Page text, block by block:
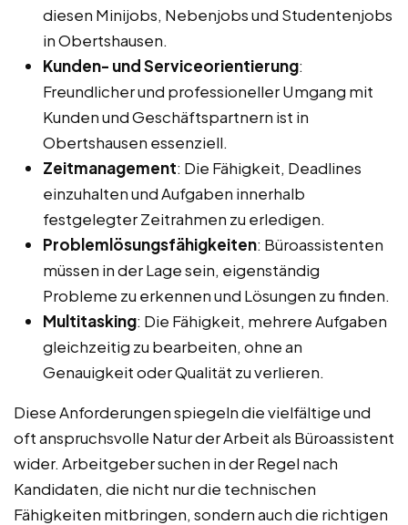
diesen Minijobs, Nebenjobs und Studentenjobs
in Obertshausen.
Kunden- und Serviceorientierung:
Freundlicher und professioneller Umgang mit
Kunden und Geschäftspartnern ist in
Obertshausen essenziell.
Zeitmanagement: Die Fähigkeit, Deadlines
einzuhalten und Aufgaben innerhalb
festgelegter Zeitrahmen zu erledigen.
Problemlösungsfähigkeiten: Büroassistenten
müssen in der Lage sein, eigenständig
Probleme zu erkennen und Lösungen zu finden.
Multitasking: Die Fähigkeit, mehrere Aufgaben
gleichzeitig zu bearbeiten, ohne an
Genauigkeit oder Qualität zu verlieren.
Diese Anforderungen spiegeln die vielfältige und
oft anspruchsvolle Natur der Arbeit als Büroassistent
wider. Arbeitgeber suchen in der Regel nach
Kandidaten, die nicht nur die technischen
Fähigkeiten mitbringen, sondern auch die richtigen